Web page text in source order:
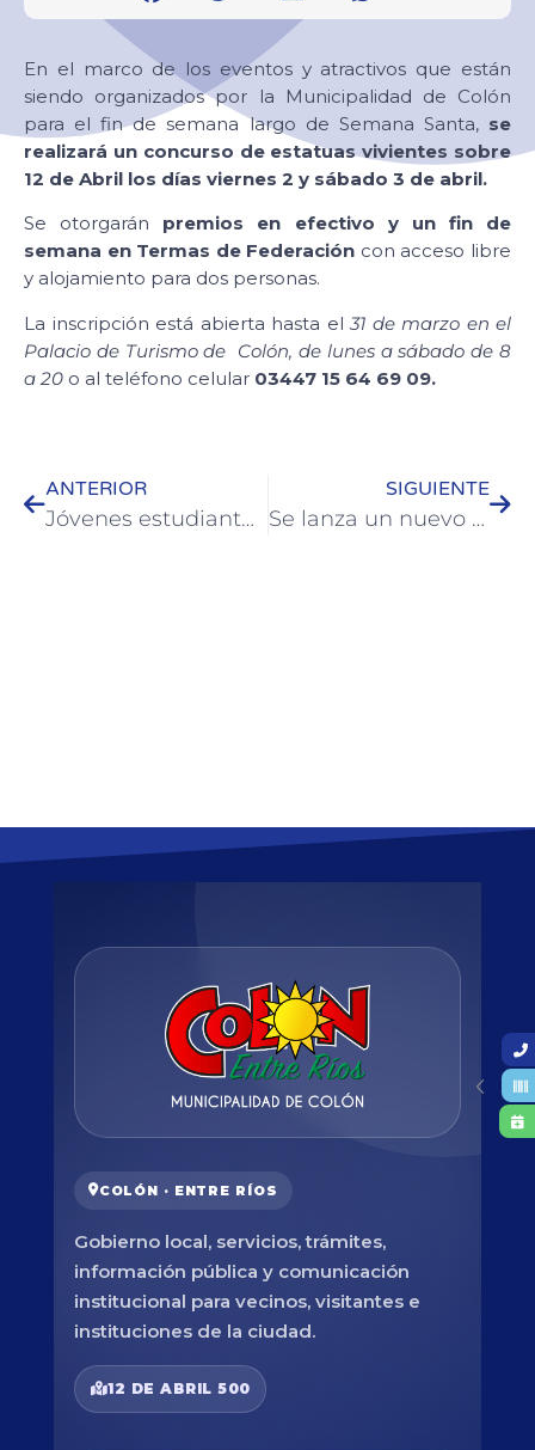
En el marco de los eventos y atractivos que están
siendo organizados por la Municipalidad de Colón
para el fin de semana largo de Semana Santa, se
realizará un concurso de estatuas vivientes sobre
12 de Abril los días viernes 2 y sábado 3 de abril.
Se otorgarán premios en efectivo
y un fin de
semana en Termas de Federación con acceso libre
y alojamiento para dos personas.
La inscripción está abierta hasta el31 de marzo en el
Palacio de Turismo de Colón, de lunes a sábado de 8
a 20 o al teléfono celular 03447 15 64 69 09.
ANTERIOR
Jóvenes estudiantes de PECU junto al Municipio plantaron árboles en el bajo termas
SIGUIENTE
Se lanza un nuevo sistema para registrar la disponibilidad de plazas turísticas de Colón
COLÓN · ENTRE RÍOS
Gobierno local, servicios, trámites,
información pública y comunicación
institucional para vecinos, visitantes e
instituciones de la ciudad.
12 DE ABRIL 500